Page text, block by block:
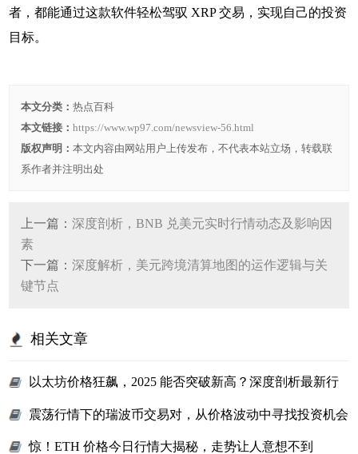
者，都能通过这款软件轻松驾驭 XRP 交易，实现自己的投资
目标。
本文分类： 热点百科
本文链接： https://www.wp97.com/newsview-56.html
版权声明： 本文内容由网站用户上传发布，不代表本站立场，转载联
系作者并注明出处
上一篇： 深度剖析，BNB 兑美元实时行情动态及影响因
素
下一篇： 深度解析，美元跨境清算地图的运作逻辑与关
键节点
相关文章
以太坊价格狂飙，2025 能否突破新高？深度剖析最新行
震荡行情下的瑞波币交易对，从价格波动中寻找投资机会
惊！ETH 价格今日行情大揭秘，走势让人意想不到